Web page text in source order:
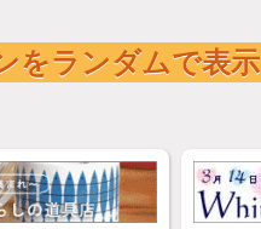
をランダムで表示